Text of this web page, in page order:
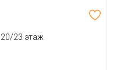
20/23 этаж